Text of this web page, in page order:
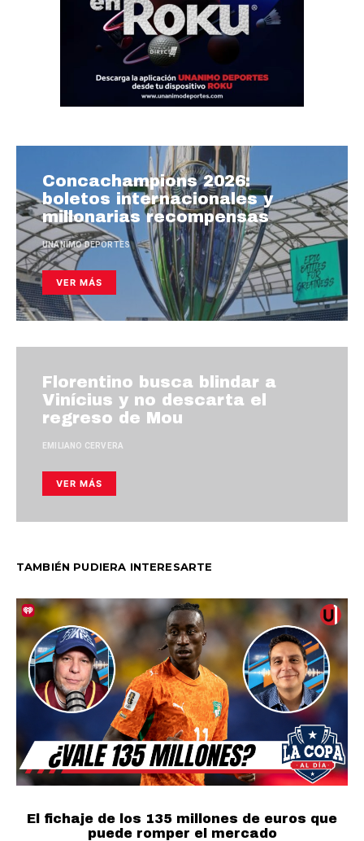
Concachampions 2026:
boletos internacionales y
millonarias recompensas
UNANIMO DEPORTES
VER MÁS
Florentino busca blindar a
Vinícius y no descarta el
regreso de Mou
EMILIANO CERVERA
VER MÁS
TAMBIÉN PUDIERA INTERESARTE
El fichaje de los 135 millones de euros que
puede romper el mercado